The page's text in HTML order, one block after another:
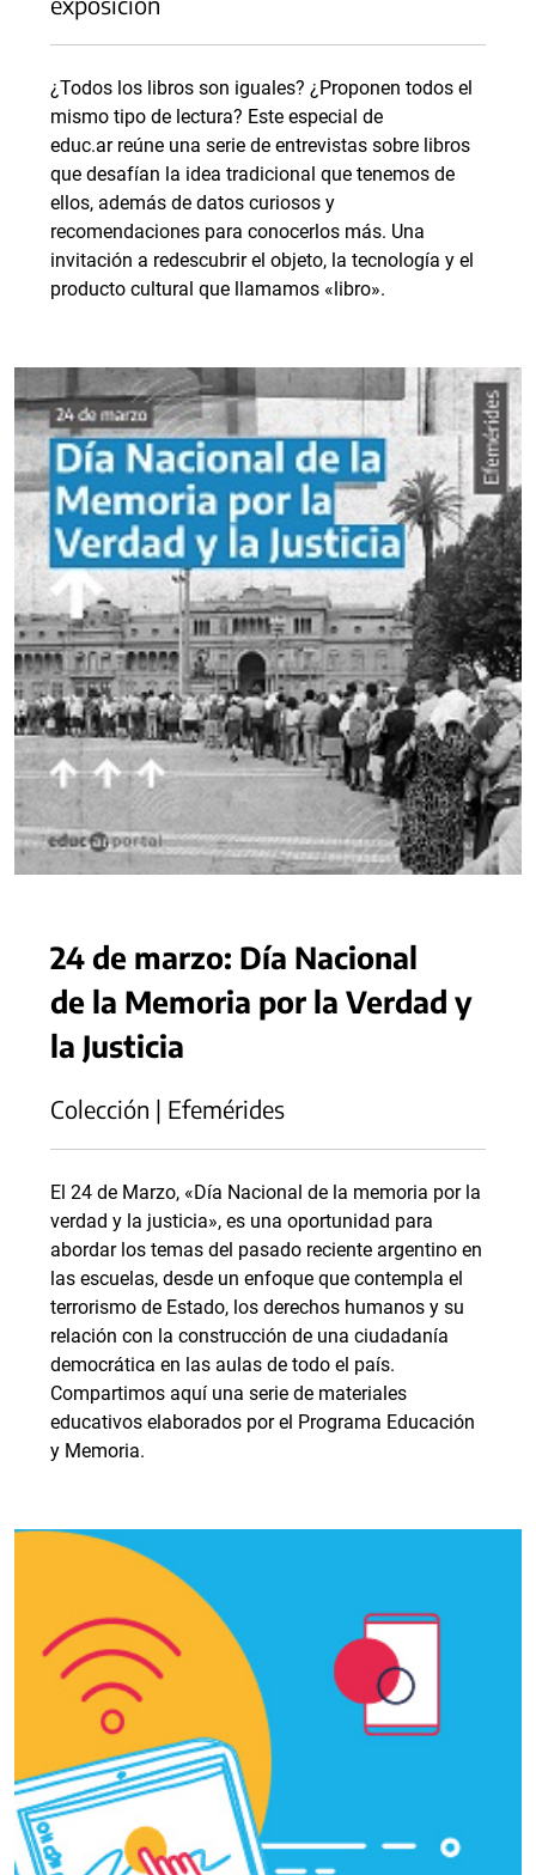
¿Todos los libros son iguales? ¿Proponen todos el
mismo tipo de lectura? Este especial de
educ.ar reúne una serie de entrevistas sobre libros
que desafían la idea tradicional que tenemos de
ellos, además de datos curiosos y
recomendaciones para conocerlos más. Una
invitación a redescubrir el objeto, la tecnología y el
producto cultural que llamamos «libro».
24 de marzo: Día Nacional
de la Memoria por la Verdad y
la Justicia
Colección | Efemérides
El 24 de Marzo, «Día Nacional de la memoria por la
verdad y la justicia», es una oportunidad para
abordar los temas del pasado reciente argentino en
las escuelas, desde un enfoque que contempla el
terrorismo de Estado, los derechos humanos y su
relación con la construcción de una ciudadanía
democrática en las aulas de todo el país.
Compartimos aquí una serie de materiales
educativos elaborados por el Programa Educación
y Memoria.